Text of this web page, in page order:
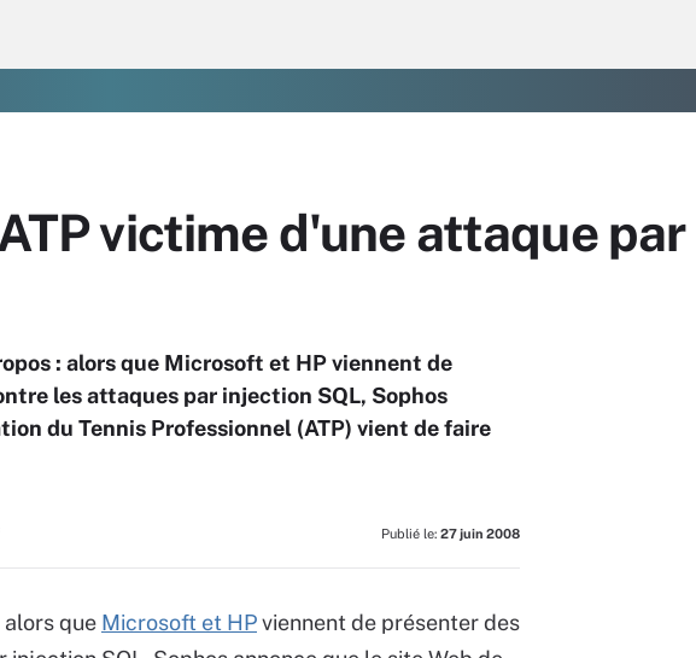
victime d'une attaque par
: alors que Microsoft et HP viennent de
les attaques par injection SQL, Sophos
du Tennis Professionnel (ATP) vient de faire
Publié le: 27 juin 2008
alors que Microsoft et HPviennent de présenter des